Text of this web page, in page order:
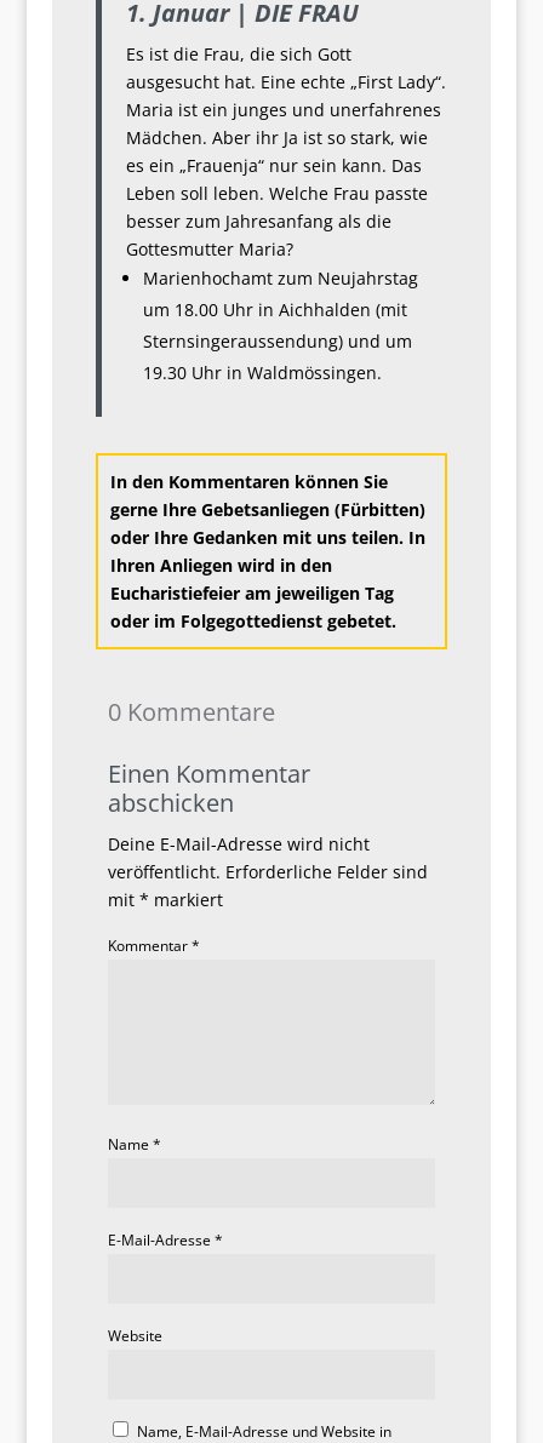
1. Januar | DIE FRAU
Es ist die Frau, die sich Gott
ausgesucht hat. Eine echte „First Lady“.
Maria ist ein junges und unerfahrenes
Mädchen. Aber ihr Ja ist so stark, wie
es ein „Frauenja“ nur sein kann. Das
Leben soll leben. Welche Frau passte
besser zum Jahresanfang als die
Gottesmutter Maria?
Marienhochamt zum Neujahrstag
um 18.00 Uhr in Aichhalden (mit
Sternsingeraussendung) und um
19.30 Uhr in Waldmössingen.
In den Kommentaren können Sie
gerne Ihre Gebetsanliegen (Fürbitten)
oder Ihre Gedanken mit uns teilen. In
Ihren Anliegen wird in den
Eucharistiefeier am jeweiligen Tag
oder im Folgegottedienst gebetet.
0 Kommentare
Einen Kommentar
abschicken
Deine E-Mail-Adresse wird nicht
veröffentlicht. Erforderliche Felder sind
mit * markiert
Kommentar*
Name *
E-Mail-Adresse *
Website
Name, E-Mail-Adresse und Website in